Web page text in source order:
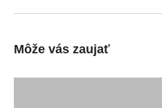
Môže vás zaujať